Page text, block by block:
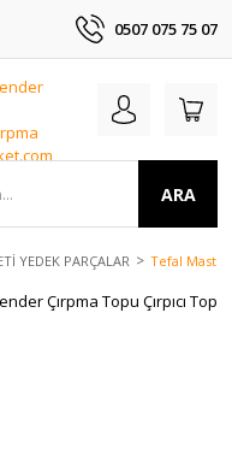
0507 075 75 07
ARA
YEDEK PARÇALAR Tefal